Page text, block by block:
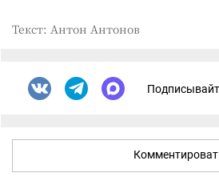
Текст: Антон Антонов